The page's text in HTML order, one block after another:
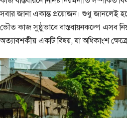
সবার জানা একান্ত প্রয়োজন। শুধু জানলেই
ভৌত কাজ সুষ্ঠুভাবে বাস্তবায়নকল্পে এসব
অত্যাবশকীয় একটি বিষয়, যা অধিকাংশ